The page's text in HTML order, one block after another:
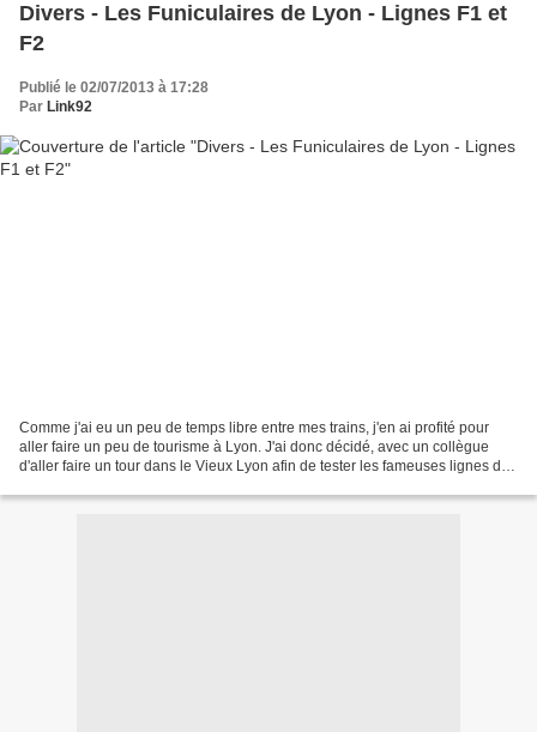
Divers - Les Funiculaires de Lyon - Lignes F1 et
F2
Publié le 02/07/2013 à 17:28
Par Link92
Comme j'ai eu un peu de temps libre entre mes trains, j'en ai profité pour
aller faire un peu de tourisme à Lyon. J'ai donc décidé, avec un collègue
d'aller faire un tour dans le Vieux Lyon afin de tester les fameuses lignes de